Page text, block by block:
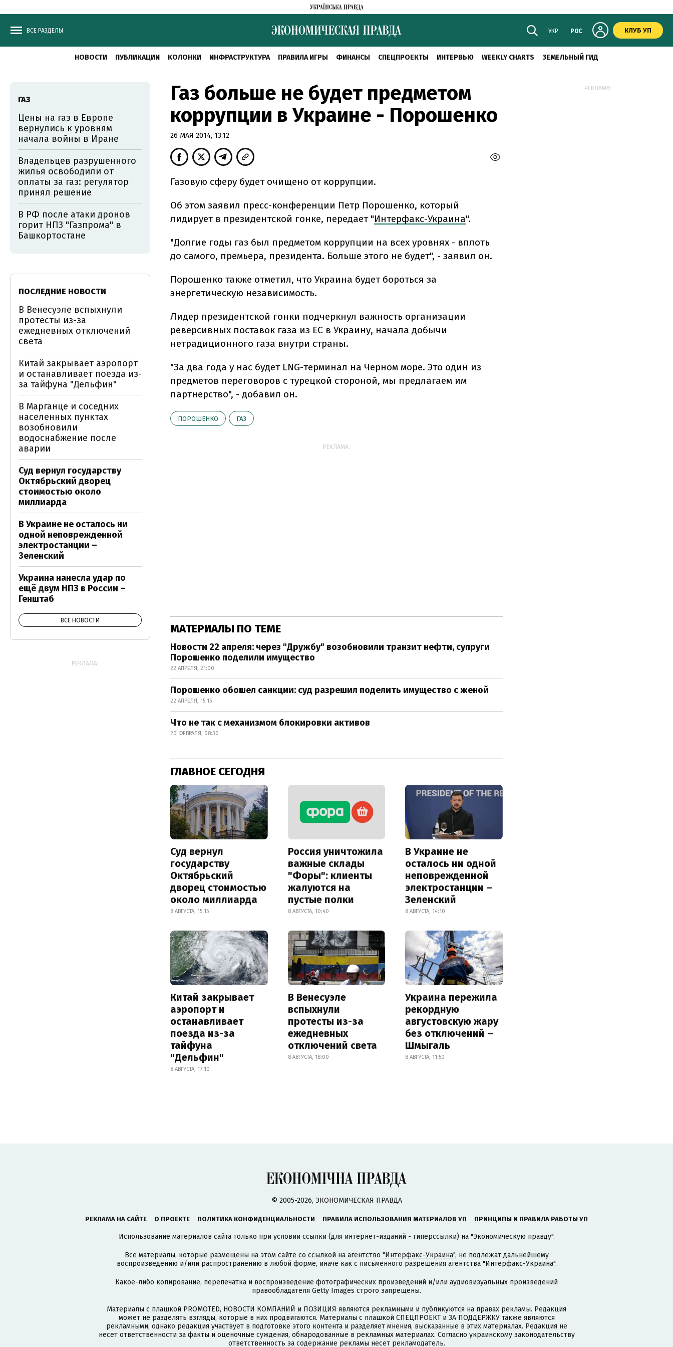
ВСЕ РАЗДЕЛЫ УКР РОС КЛУБ УП
НОВОСТИ ПУБЛИКАЦИИ КОЛОНКИ ИНФРАСТРУКТУРА ПРАВИЛА ИГРЫ ФИНАНСЫ СПЕЦПРОЕКТЫ ИНТЕРВЬЮ WEEKLY CHARTS ЗЕМЕЛЬНЫЙ ГИД
Газ больше не будет предметом
коррупции в Украине - Порошенко
26 МАЯ 2014, 13:12
Газовую сферу будет очищено от коррупции.
Об этом заявил пресс-конференции Петр Порошенко, который
лидирует в президентской гонке, передает "Интерфакс-Украина".
"Долгие годы газ был предметом коррупции на всех уровнях - вплоть
до самого, премьера, президента. Больше этого не будет", - заявил он.
Порошенко также отметил, что Украина будет бороться за
энергетическую независимость.
Лидер президентской гонки подчеркнул важность организации
реверсивных поставок газа из ЕС в Украину, начала добычи
нетрадиционного газа внутри страны.
"За два года у нас будет LNG-терминал на Черном море. Это один из
предметов переговоров с турецкой стороной, мы предлагаем им
партнерство", - добавил он.
ПОРОШЕНКО ГАЗ
РЕКЛАМА:
МАТЕРИАЛЫ ПО ТЕМЕ
Новости 22 апреля: через "Дружбу" возобновили транзит нефти, супруги
Порошенко поделили имущество
22 АПРЕЛЯ, 21:00
Порошенко обошел санкции: суд разрешил поделить имущество с женой
22 АПРЕЛЯ, 15:15
Что не так с механизмом блокировки активов
20 ФЕВРАЛЯ, 08:30
ГЛАВНОЕ СЕГОДНЯ
Суд вернул
государству
Октябрьский
дворец стоимостью
около миллиарда
8 АВГУСТА, 15:15
Россия уничтожила
важные склады
"Форы": клиенты
жалуются на
пустые полки
8 АВГУСТА, 10:40
В Украине не
осталось ни одной
неповрежденной
электростанции –
Зеленский
8 АВГУСТА, 14:10
Китай закрывает
аэропорт и
останавливает
поезда из-за
тайфуна
"Дельфин"
8 АВГУСТА, 17:10
В Венесуэле
вспыхнули
протесты из-за
ежедневных
отключений света
8 АВГУСТА, 18:00
Украина пережила
рекордную
августовскую жару
без отключений –
Шмыгаль
8 АВГУСТА, 11:50
ГАЗ
Цены на газ в Европе
вернулись к уровням
начала войны в Иране
Владельцев разрушенного
жилья освободили от
оплаты за газ: регулятор
принял решение
В РФ после атаки дронов
горит НПЗ "Газпрома" в
Башкортостане
ПОСЛЕДНИЕ НОВОСТИ
В Венесуэле вспыхнули
протесты из-за
ежедневных отключений
света
Китай закрывает аэропорт
и останавливает поезда из-
за тайфуна "Дельфин"
В Марганце и соседних
населенных пунктах
возобновили
водоснабжение после
аварии
Суд вернул государству
Октябрьский дворец
стоимостью около
миллиарда
В Украине не осталось ни
одной неповрежденной
электростанции –
Зеленский
Украина нанесла удар по
ещё двум НПЗ в России –
Генштаб
ВСЕ НОВОСТИ
РЕКЛАМА:
РЕКЛАМА:
© 2005-2026, ЭКОНОМИЧЕСКАЯ ПРАВДА
РЕКЛАМА НА САЙТЕ О ПРОЕКТЕ ПОЛИТИКА КОНФИДЕНЦИАЛЬНОСТИ ПРАВИЛА ИСПОЛЬЗОВАНИЯ МАТЕРИАЛОВ УП ПРИНЦИПЫ И ПРАВИЛА РАБОТЫ УП
Использование материалов сайта только при условии ссылки (для интернет-изданий - гиперссылки) на "Экономическую правду".
Все материалы, которые размещены на этом сайте со ссылкой на агентство "Интерфакс-Украина", не подлежат дальнейшему
воспроизведению и/или распространению в любой форме, иначе как с письменного разрешения агентства "Интерфакс-Украина".
Какое-либо копирование, перепечатка и воспроизведение фотографических произведений и/или аудиовизуальных произведений
правообладателя Getty Images строго запрещены.
Материалы с плашкой PROMOTED, НОВОСТИ КОМПАНИЙ и ПОЗИЦИЯ являются рекламными и публикуются на правах рекламы. Редакция
может не разделять взгляды, которые в них продвигаются. Материалы с плашкой СПЕЦПРОЕКТ и ЗА ПОДДЕРЖКУ также являются
рекламными, однако редакция участвует в подготовке этого контента и разделяет мнения, высказанные в этих материалах. Редакция не
несет ответственности за факты и оценочные суждения, обнародованные в рекламных материалах. Согласно украинскому законодательству
ответственность за содержание рекламы несет рекламодатель.